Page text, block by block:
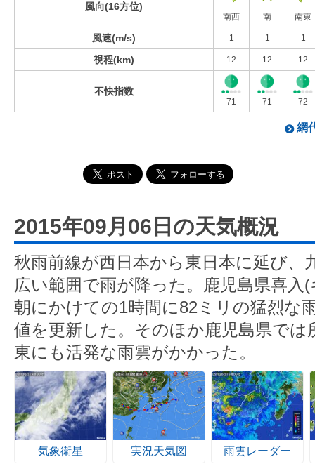
風向(16方位)
南西 南 南東
風速(m/s) 1 1 1
視程(km) 12 12 12
不快指数
71 71 72
網
2015年09月06日の天気概況
秋雨前線が西日本から東日本に延び、
広い範囲で雨が降った。鹿児島県喜入
朝にかけての1時間に82ミリの猛烈な
値を更新した。そのほか鹿児島県では
東にも活発な雨雲がかかった。
気象衛星 実況天気図 雨雲レーダー